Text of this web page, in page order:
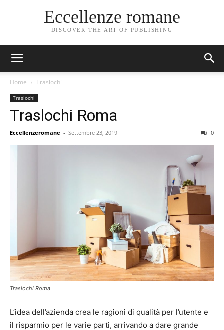
Eccellenze romane
DISCOVER THE ART OF PUBLISHING
Home Traslochi
Traslochi
Traslochi Roma
Eccellenzeromane - Settembre 23, 2019 0
Traslochi Roma
L’idea dell’azienda crea le ragioni di qualità per l’utente e
il risparmio per le varie parti, arrivando a dare grande